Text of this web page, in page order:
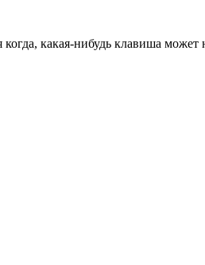
какая-нибудь клавиша